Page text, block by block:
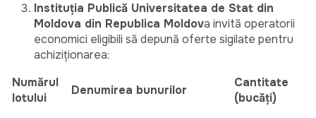
Instituția Publică Universitatea de Stat din
Moldova din Republica Moldova invită operatorii
economici eligibili să depună oferte sigilate pentru
achiziționarea:
Numărul
lotului
Denumirea bunurilor
Cantitate
(bucăți)